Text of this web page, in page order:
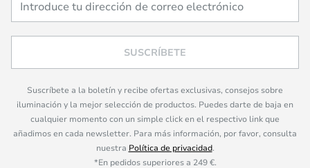
SUSCRÍBETE
Suscríbete a la boletín y recibe ofertas exclusivas, consejos sobre
iluminación y la mejor selección de productos. Puedes darte de baja en
cualquier momento con un simple click en el respectivo link que
añadimos en cada newsletter. Para más información, por favor, consulta
nuestra Política de privacidad.
*En pedidos superiores a 249 €.